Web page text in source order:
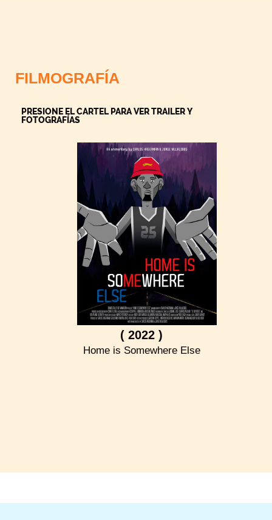
FILMOGRAFÍA
PRESIONE EL CARTEL PARA VER TRAILER Y
FOTOGRAFÍAS
( 2022 )
Home is Somewhere Else